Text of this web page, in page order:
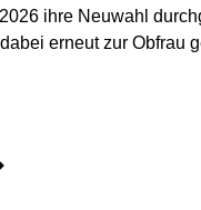
ihre Neuwahl
erneut zur Obfrau